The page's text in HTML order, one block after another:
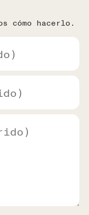
cómo hacerlo.